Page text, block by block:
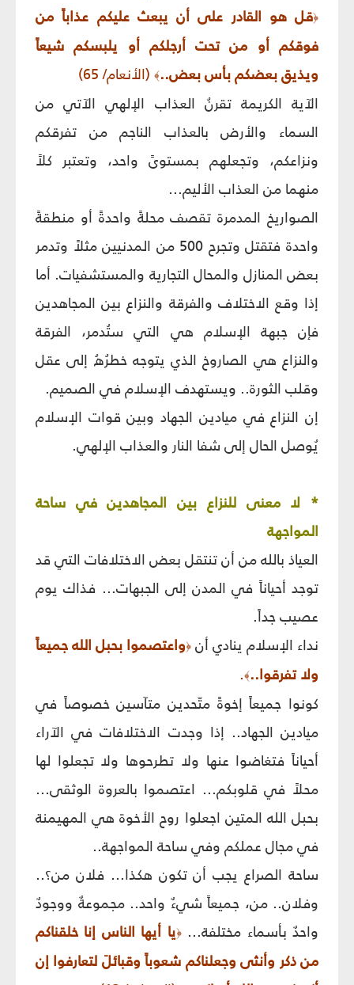
﴿قل هو القادر على أن يبعث عليكم عذاباً من
فوقكم أو من تحت أرجلكم أو يلبسكم شيعاً
ويذيق بعضكم بأس بعض..﴾ (الأنعام/ 65)
الآية الكريمة تقرنُ العذاب الإلهي الآتي من
السماء والأرض بالعذاب الناجم من تفرقكم
ونزاعكم، وتجعلهم بمستوىً واحد، وتعتبر كلاً
منهما من العذاب الأليم...
الصواريخ المدمرة تقصف محلةً واحدةً أو منطقةً
واحدة فتقتل وتجرح 500 من المدنيين مثلاً وتدمر
بعض المنازل والمحال التجارية والمستشفيات. أما
إذا وقع الاختلاف والفرقة والنزاع بين المجاهدين
فإن جبهة الإسلام هي التي ستُدمر، الفرقة
والنزاع هي الصاروخ الذي يتوجه خطرُهُ إلى عقل
وقلب الثورة.. ويستهدف الإسلام في الصميم.
إن النزاع في ميادين الجهاد وبين قوات الإسلام
يُوصل الحال إلى شفا النار والعذاب الإلهي.
* لا معنى للنزاع بين المجاهدين في ساحة
المواجهة
العياذ بالله من أن تنتقل بعض الاختلافات التي قد
توجد أحياناً في المدن إلى الجبهات... فذاك يوم
عصيب جداً.
نداء الإسلام ينادي أن ﴿واعتصموا بحبل الله جميعاً
ولا تفرقوا..﴾.
كونوا جميعاً إخوةً متّحدين متآسين خصوصاً في
ميادين الجهاد.. إذا وجدت الاختلافات في الآراء
أحياناً فتغاضوا عنها ولا تطرحوها ولا تجعلوا لها
محلاً في قلوبكم... اعتصموا بالعروة الوثقى...
بحبل الله المتين اجعلوا روح الأخوة هي المهيمنة
في مجال عملكم وفي ساحة المواجهة..
ساحة الصراع يجب أن تكون هكذا... فلان من؟..
وفلان.. من، جميعاً شيءٌ واحد.. مجموعةٌ ووجودٌ
واحدٌ بأسماء مختلفة...﴿يا أيها الناس إنا خلقناكم
من ذكر وأنثى وجعلناكم شعوباً وقبائلَ لتعارفوا إن